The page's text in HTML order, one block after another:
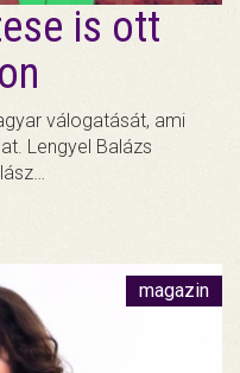
is ott
válogatását, ami
Lengyel Balázs
magazin